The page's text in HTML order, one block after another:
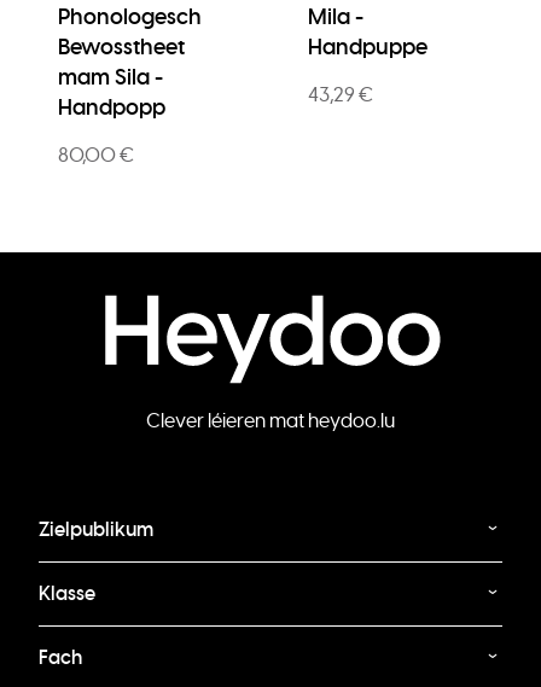
Phonologesch
Bewosstheet
mam Sila -
Handpopp
80,00 €
Mila -
Handpuppe
43,29 €
Clever léieren mat heydoo.lu
Zielpublikum
Klasse
Fach